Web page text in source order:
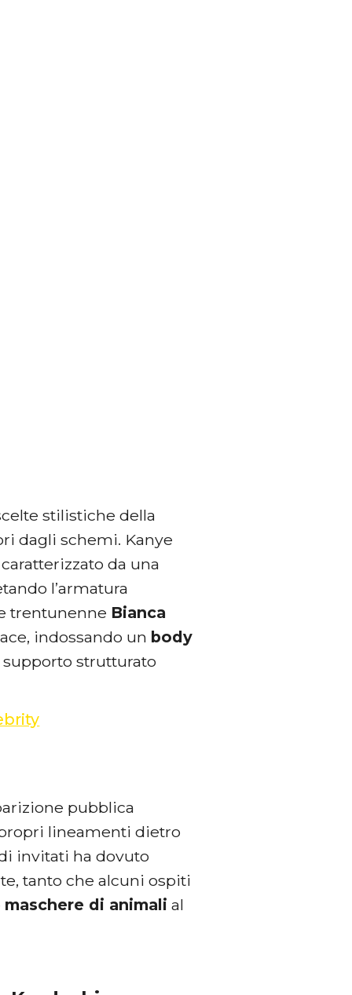
stilistiche della
dagli schemi. Kanye
caratterizzato da una
l’armatura
trentunenne Bianca
indossando un body
strutturato
pubblica
lineamenti dietro
invitati ha dovuto
tanto che alcuni ospiti
maschere di animali al